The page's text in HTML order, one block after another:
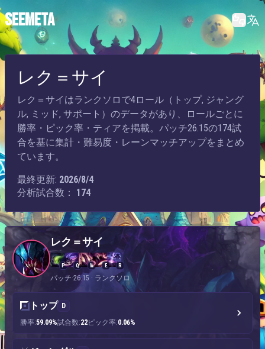
SEEMETA
レク＝サイ
レク＝サイはランクソロで4ロール（トップ, ジャング
ル, ミッド, サポート）のデータがあり、ロールごとに
勝率・ピック率・ティアを掲載。パッチ26.15の174試
合を基に集計・難易度・レーンマッチアップをまとめ
ています。
最終更新: 2026/8/4
分析試合数：
174
レク＝サイ
P Q W E R
パッチ 26.15 · ランクソロ
トップ D
勝率:59.09%試合数:22ピック率:0.06%